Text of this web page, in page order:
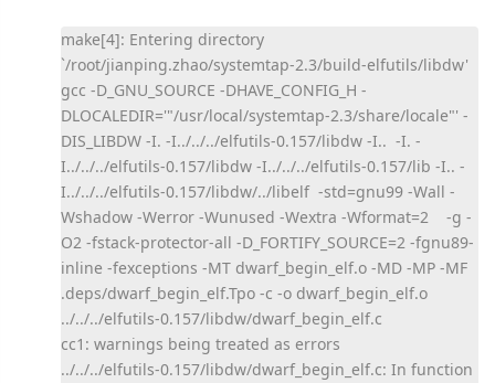
make[4]: Entering directory
`/root/jianping.zhao/systemtap-2.3/build-elfutils/libdw'
gcc -D_GNU_SOURCE -DHAVE_CONFIG_H -
DLOCALEDIR='"/usr/local/systemtap-2.3/share/locale"' -
DIS_LIBDW -I. -I../../../elfutils-0.157/libdw -I.. -I. -
I../../../elfutils-0.157/libdw -I../../../elfutils-0.157/lib -I.. -
I../../../elfutils-0.157/libdw/../libelf -std=gnu99 -Wall -
Wshadow -Werror -Wunused -Wextra -Wformat=2 -g -
O2 -fstack-protector-all -D_FORTIFY_SOURCE=2 -fgnu89-
inline -fexceptions -MT dwarf_begin_elf.o -MD -MP -MF
.deps/dwarf_begin_elf.Tpo -c -o dwarf_begin_elf.o
../../../elfutils-0.157/libdw/dwarf_begin_elf.c
cc1: warnings being treated as errors
../../../elfutils-0.157/libdw/dwarf_begin_elf.c: In function